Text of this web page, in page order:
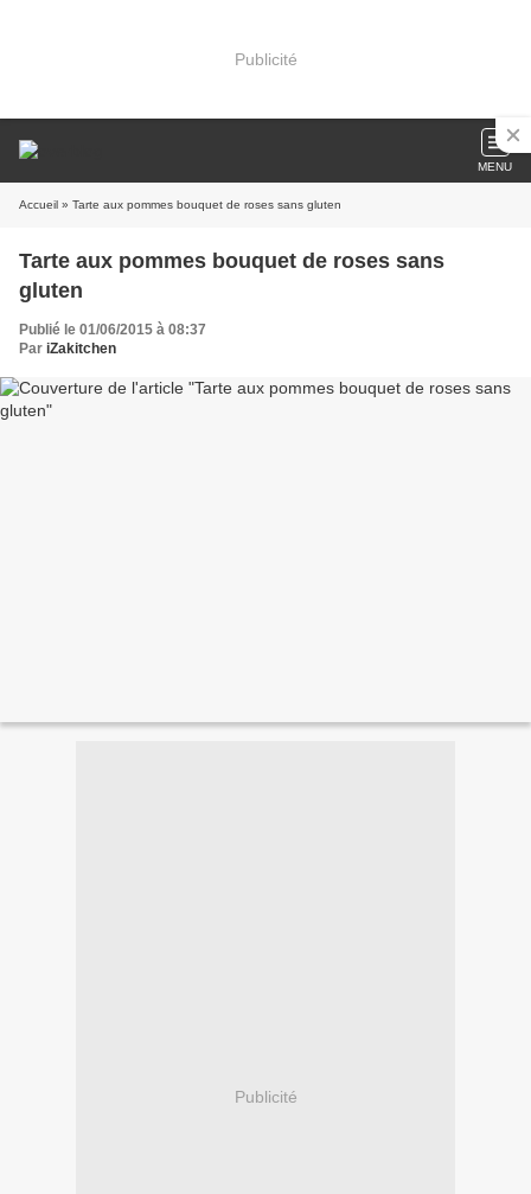
Publicité
MENU
Accueil » Tarte aux pommes bouquet de roses sans gluten
Tarte aux pommes bouquet de roses sans
gluten
Publié le 01/06/2015 à 08:37
Par iZakitchen
Publicité